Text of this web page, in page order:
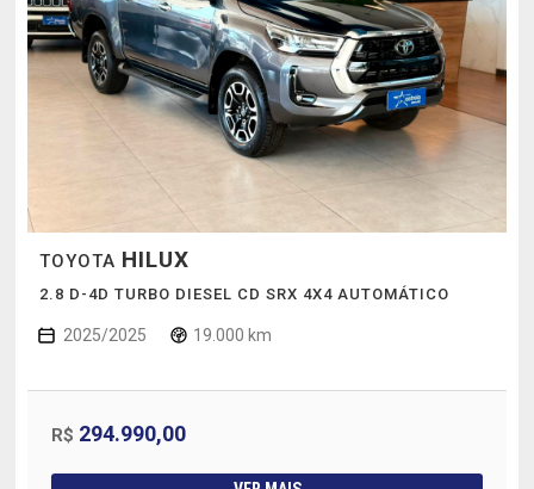
TOYOTA HILUX
2.8 D-4D TURBO DIESEL CD SRX 4X4 AUTOMÁTICO
2025/2025 19.000 km
R$ 294.990,00